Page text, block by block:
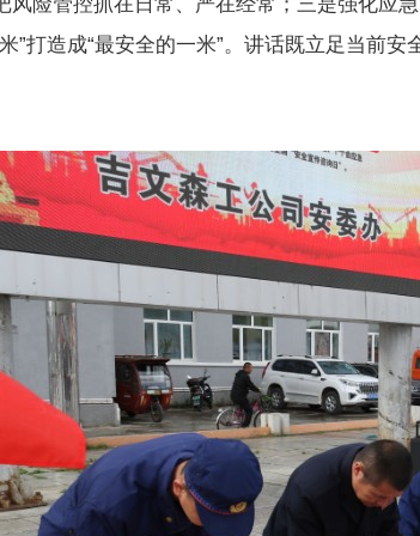
”打造成“最安全的一米”。讲话既立足当前